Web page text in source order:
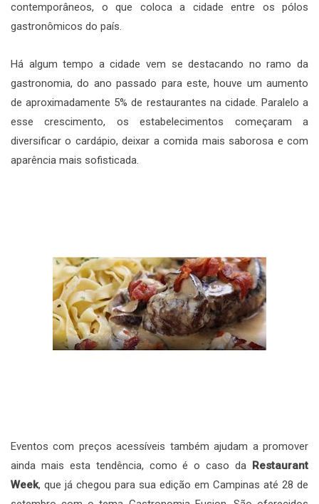
contemporâneos, o que coloca a cidade entre os pólos
gastronômicos do país.
Há algum tempo a cidade vem se destacando no ramo da
gastronomia, do ano passado para este, houve um aumento
de aproximadamente 5% de restaurantes na cidade. Paralelo a
esse crescimento, os estabelecimentos começaram a
diversificar o cardápio, deixar a comida mais saborosa e com
aparência mais sofisticada.
Eventos com preços acessíveis também ajudam a promover
ainda mais esta tendência, como é o caso da Restaurant
Week, que já chegou para sua edição em Campinas até 28 de